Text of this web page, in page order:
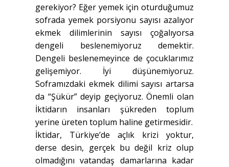
gerekiyor? Eğer yemek için oturduğumuz
sofrada yemek porsiyonu sayısı azalıyor
ekmek dilimlerinin sayısı çoğalıyorsa
dengeli beslenemiyoruz demektir.
Dengeli beslenemeyince de çocuklarımız
gelişemiyor. İyi düşünemiyoruz.
Soframızdaki ekmek dilimi sayısı artarsa
da “Şükür” deyip geçiyoruz. Önemli olan
İktidarın insanları şükreden toplum
yerine üreten toplum haline getirmesidir.
İktidar, Türkiye’de açlık krizi yoktur,
derse desin, gerçek bu değil kriz olup
olmadığını vatandaş damarlarına kadar